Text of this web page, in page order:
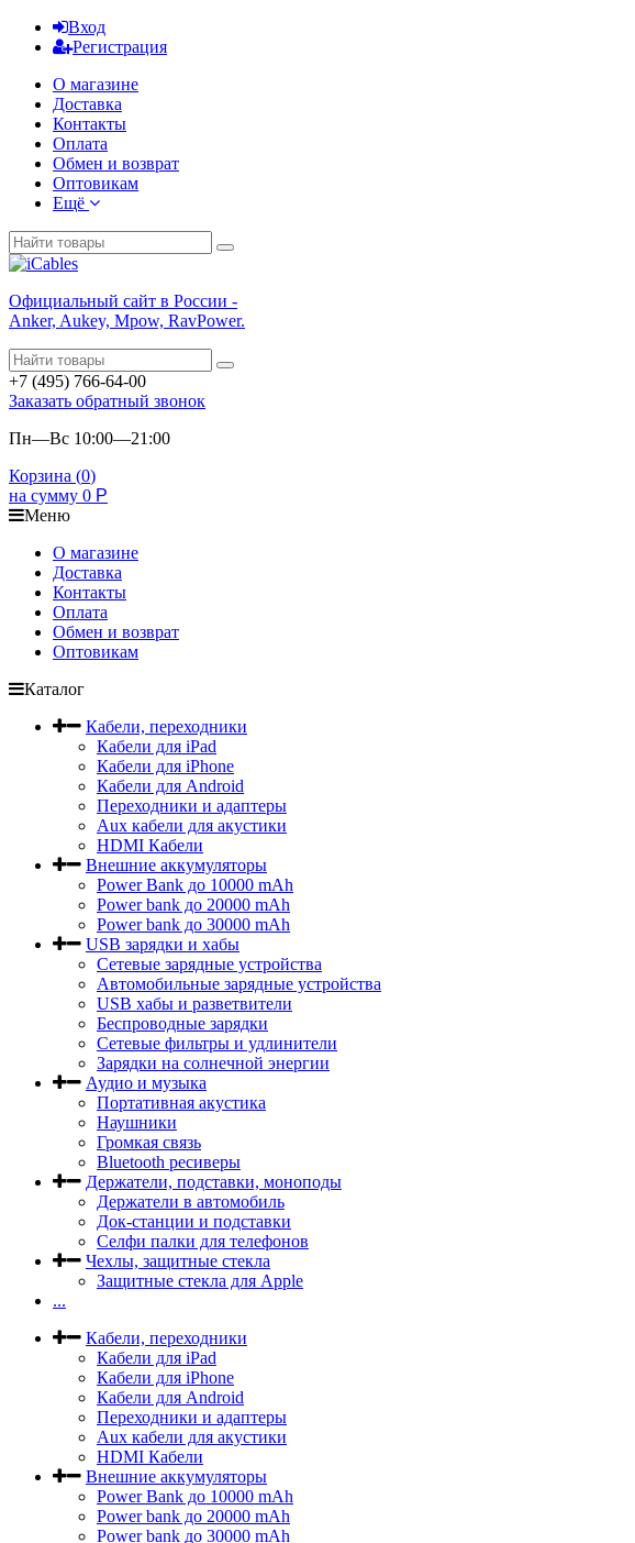
Вход
Регистрация
О магазине
Доставка
Контакты
Оплата
Обмен и возврат
Оптовикам
Ещё
Официальный сайт в России -
Anker, Aukey, Mpow, RavPower.
+7 (495) 766-64-00
Заказать обратный звонок
Пн—Вс 10:00—21:00
Корзина (0)
на сумму 0 Р
Меню
О магазине
Доставка
Контакты
Оплата
Обмен и возврат
Оптовикам
Каталог
Кабели, переходники
Кабели для iPad
Кабели для iPhone
Кабели для Android
Переходники и адаптеры
Aux кабели для акустики
HDMI Кабели
Внешние аккумуляторы
Power Bank до 10000 mAh
Power bank до 20000 mAh
Power bank до 30000 mAh
USB зарядки и хабы
Сетевые зарядные устройства
Автомобильные зарядные устройства
USB хабы и разветвители
Беспроводные зарядки
Сетевые фильтры и удлинители
Зарядки на солнечной энергии
Аудио и музыка
Портативная акустика
Наушники
Громкая связь
Bluetooth ресиверы
Держатели, подставки, моноподы
Держатели в автомобиль
Док-станции и подставки
Селфи палки для телефонов
Чехлы, защитные стекла
Защитные стекла для Apple
...
Кабели, переходники
Кабели для iPad
Кабели для iPhone
Кабели для Android
Переходники и адаптеры
Aux кабели для акустики
HDMI Кабели
Внешние аккумуляторы
Power Bank до 10000 mAh
Power bank до 20000 mAh
Power bank до 30000 mAh